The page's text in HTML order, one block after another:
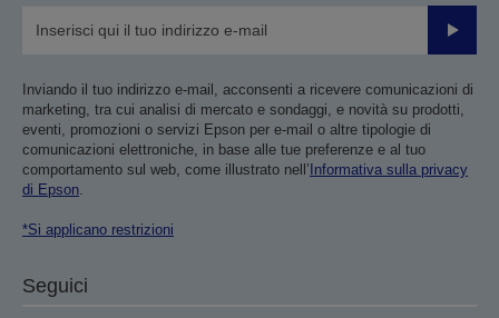
Invia
Inviando il tuo indirizzo e-mail, acconsenti a ricevere comunicazioni di
marketing, tra cui analisi di mercato e sondaggi, e novità su prodotti,
eventi, promozioni o servizi Epson per e-mail o altre tipologie di
comunicazioni elettroniche, in base alle tue preferenze e al tuo
comportamento sul web, come illustrato nell’ Informativa sulla privacy
di Epson.
*Si applicano restrizioni
Seguici